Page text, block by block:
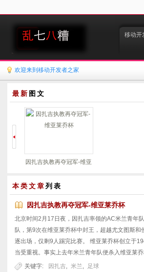
移动开
欢迎来到移动开发者之家
最新 图文
因扎吉执教再夺冠军-维亚
本类文章列表
因扎吉执教再夺冠军-维亚莱乔杯
北京时间2月17日夜，因扎吉率领的AC米兰青年
队，第9次在维亚莱乔杯中封王，超越尤文图斯
逐出场，仅剩9人踢完比赛。 维亚莱乔杯创立于
当受重视。事实上去年米兰青年队便杀入维亚莱
关键字:
因扎吉, 米兰, 足球